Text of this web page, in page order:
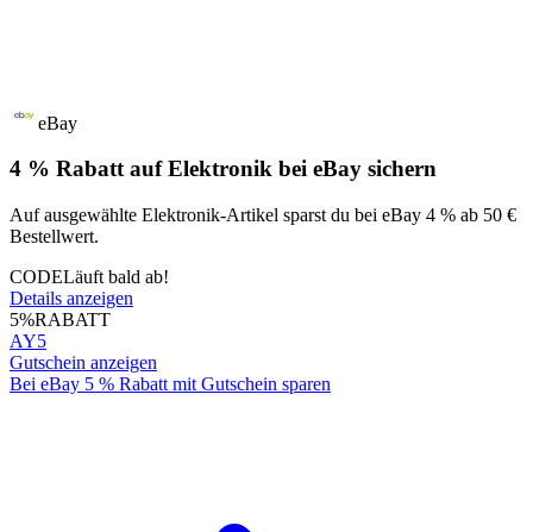
eBay
4 % Rabatt auf Elektronik bei eBay sichern
Auf ausgewählte Elektronik-Artikel sparst du bei eBay 4 % ab 50 €
Bestellwert.
CODELäuft bald ab!
Details anzeigen
5%RABATT
AY5
Gutschein anzeigen
Bei eBay 5 % Rabatt mit Gutschein sparen